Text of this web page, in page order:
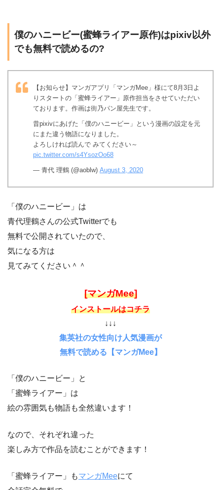
僕のハニービー(蜜蜂ライアー原作)はpixiv以外
でも無料で読めるの?
【お知らせ】マンガアプリ「マンガMee」様にて8月3日よ
りスタートの「蜜蜂ライアー」原作担当をさせていただい
ております。作画は街乃パン屋先生です。
昔pixivにあげた「僕のハニービー」という漫画の設定を元
にまた違う物語になりました。
よろしければ読んで みてください～
pic.twitter.com/s4YsozOo68
— 青代 理鶴 (@aoblw) August 3, 2020
「僕のハニービー」は
青代理鶴さんの公式Twitterでも
無料で公開されていたので、
気になる方は
見てみてください＾＾
[マンガMee]
インストールはコチラ
↓↓↓
集英社の女性向け人気漫画が
無料で読める【マンガMee】
「僕のハニービー」と
「蜜蜂ライアー」は
絵の雰囲気も物語も全然違います！
なので、それぞれ違った
楽しみ方で作品を読むことができます！
「蜜蜂ライアー」もマンガMeeにて